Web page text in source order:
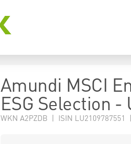
Amundi MSCI
ESG Selection -
WKN A2PZDB | ISIN